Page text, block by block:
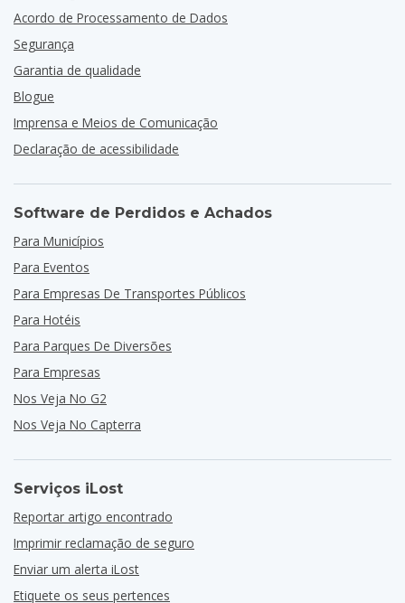
Acordo de Processamento de Dados
Segurança
Garantia de qualidade
Blogue
Imprensa e Meios de Comunicação
Declaração de acessibilidade
Software de Perdidos e Achados
Para Municípios
Para Eventos
Para Empresas De Transportes Públicos
Para Hotéis
Para Parques De Diversões
Para Empresas
Nos Veja No G2
Nos Veja No Capterra
Serviços iLost
Reportar artigo encontrado
Imprimir reclamação de seguro
Enviar um alerta iLost
Etiquete os seus pertences